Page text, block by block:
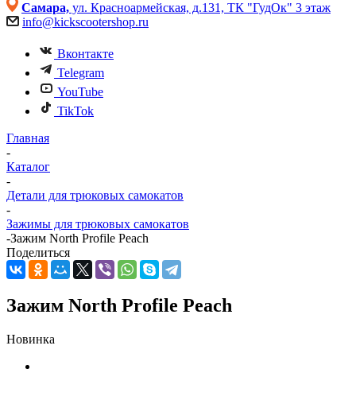
Самара, ул. Красноармейская, д.131, ТК "ГудОк" 3 этаж
info@kickscootershop.ru
Вконтакте
Telegram
YouTube
TikTok
Главная
-
Каталог
-
Детали для трюковых самокатов
-
Зажимы для трюковых самокатов
-Зажим North Profile Peach
Поделиться
Зажим North Profile Peach
Новинка